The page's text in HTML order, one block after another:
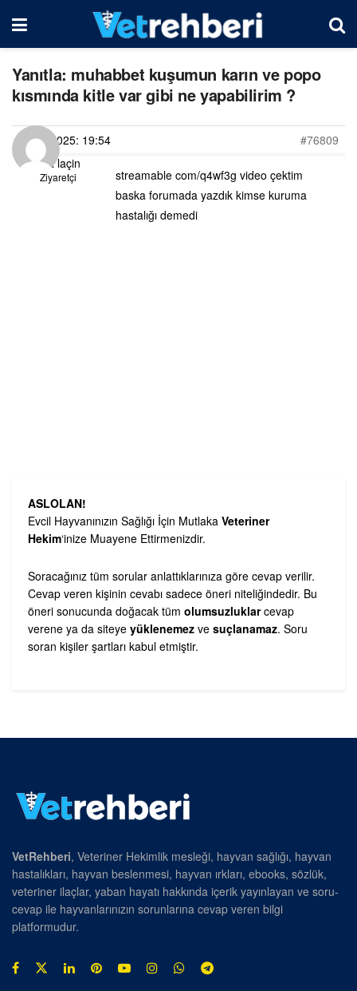
Yanıtla: muhabbet kuşumun karın ve popo
kısmında kitle var gibi ne yapabilirim ?
14/01/2025: 19:54
#76809
fatma laçin
Ziyaretçi
streamable com/q4wf3g video çektim
baska forumada yazdık kimse kuruma
hastalığı demedi
ASLOLAN!
Evcil Hayvanınızın Sağlığı İçin Mutlaka Veteriner
Hekim‘inize Muayene Ettirmenizdir.
Soracağınız tüm sorular anlattıklarınıza göre cevap verilir.
Cevap veren kişinin cevabı sadece öneri niteliğindedir. Bu
öneri sonucunda doğacak tüm olumsuzluklarcevap
verene ya da siteye yüklenemez ve suçlanamaz. Soru
soran kişiler şartları kabul etmiştir.
VetRehberi, Veteriner Hekimlik mesleği, hayvan sağlığı, hayvan
hastalıkları, hayvan beslenmesi, hayvan ırkları, ebooks, sözlük,
veteriner ilaçlar, yaban hayatı hakkında içerik yayınlayan ve soru-
cevap ile hayvanlarınızın sorunlarına cevap veren bilgi
platformudur.